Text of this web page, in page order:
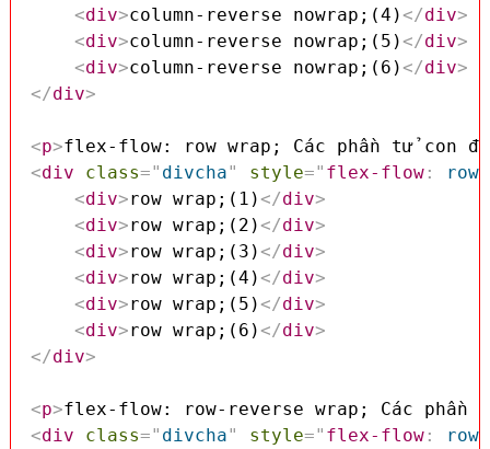
<div>column-reverse nowrap;(4) </div>
<div>column-reverse nowrap;(5) </div>
<div>column-reverse nowrap;(6) </div>
</div>
<p>flex-flow: row wrap; Các phần tử con
<div class=" divcha" style=" flex-flow:
row
<div>row wrap;(1) </div>
<div>row wrap;(2) </div>
<div>row wrap;(3) </div>
<div>row wrap;(4) </div>
<div>row wrap;(5) </div>
<div>row wrap;(6) </div>
</div>
<p>flex-flow: row-reverse wrap; Các phần
<div class=" divcha" style=" flex-flow: